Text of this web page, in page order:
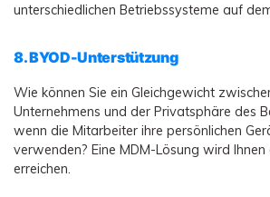
unterschiedlichen Betriebssysteme auf
8. BYOD-Unterstützung
Wie können Sie ein Gleichgewicht
Unternehmens und der Privatsphäre des
wenn die Mitarbeiter ihre persönlichen
verwenden? Eine MDM-Lösung wird
erreichen.